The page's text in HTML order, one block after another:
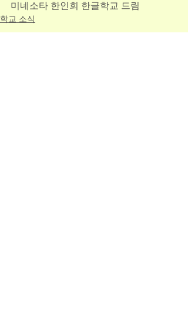
미네소타 한인회 한글학교 드림
학교 소식